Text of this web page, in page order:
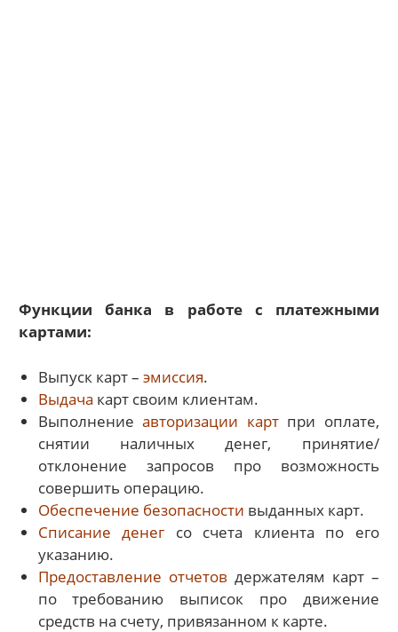
Функции банка в работе с платежными
картами:
Выпуск карт – эмиссия.
Выдача карт своим клиентам.
Выполнениеавторизации картпри оплате,
снятии наличных денег, принятие/
отклонение запросов про возможность
совершить операцию.
Обеспечение безопасности выданных карт.
Списание денег со счета клиента по его
указанию.
Предоставление отчетов держателям карт –
по требованию выписок про движение
средств на счету, привязанном к карте.